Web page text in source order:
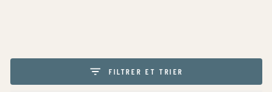
FILTRER ET TRIER